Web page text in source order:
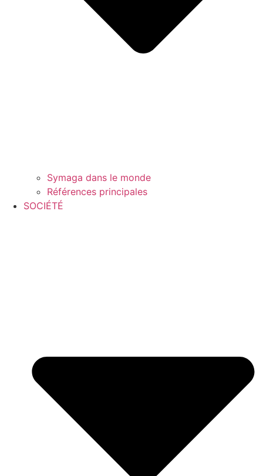
Symaga dans le monde
Références principales
SOCIÉTÉ